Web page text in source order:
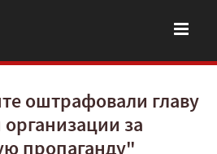
оштрафовали главу
за
пропаганду"